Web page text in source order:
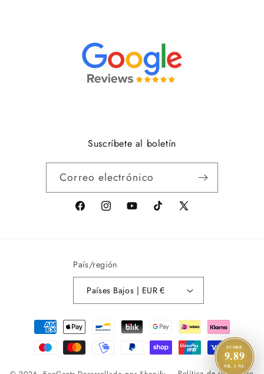
SCORE
9.89
NR. 1 NL
Suscríbete al boletín
Correo electrónico
facebookInstagramyoutubetiktok
X
País/región
Países Bajos | EUR €
Métodos
pago